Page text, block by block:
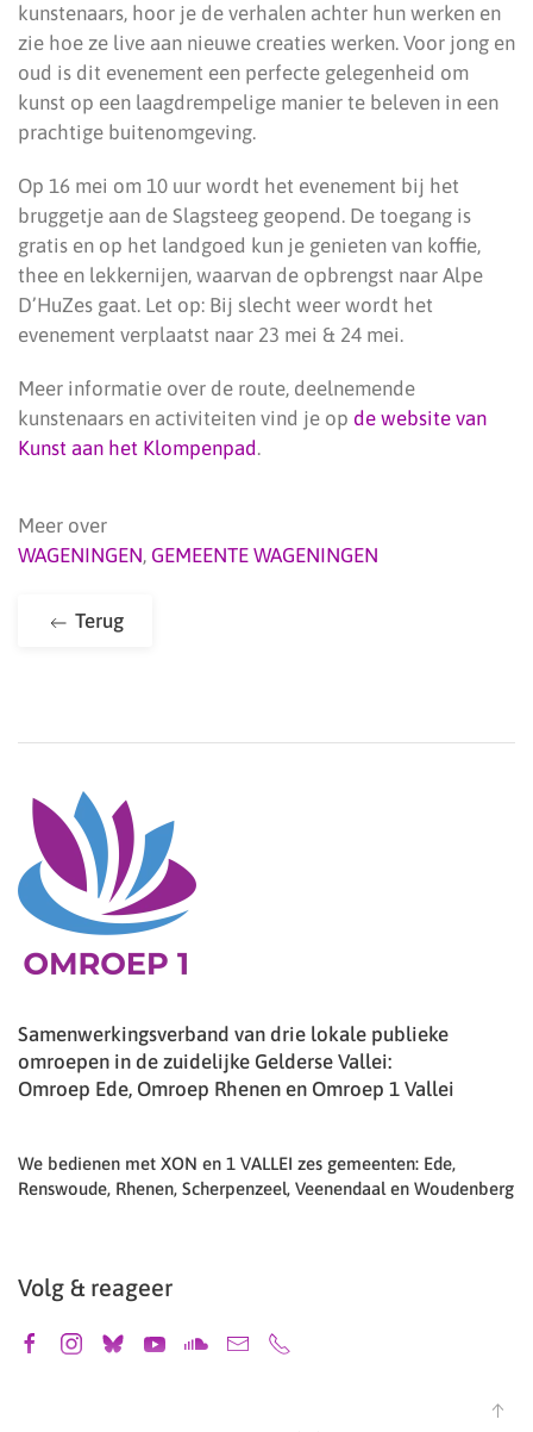
kunstenaars, hoor je de verhalen achter hun werken en
zie hoe ze live aan nieuwe creaties werken. Voor jong en
oud is dit evenement een perfecte gelegenheid om
kunst op een laagdrempelige manier te beleven in een
prachtige buitenomgeving.
Op 16 mei om 10 uur wordt het evenement bij het
bruggetje aan de Slagsteeg geopend. De toegang is
gratis en op het landgoed kun je genieten van koffie,
thee en lekkernijen, waarvan de opbrengst naar Alpe
D’HuZes gaat. Let op: Bij slecht weer wordt het
evenement verplaatst naar 23 mei & 24 mei.
Meer informatie over de route, deelnemende
kunstenaars en activiteiten vind je op de website van
Kunst aan het Klompenpad.
Meer over
WAGENINGEN, GEMEENTE WAGENINGEN
Terug
Samenwerkingsverband van drie lokale publieke
omroepen in de zuidelijke Gelderse Vallei:
Omroep Ede, Omroep Rhenen en Omroep 1 Vallei
We bedienen met XON en 1 VALLEI zes gemeenten: Ede,
Renswoude, Rhenen, Scherpenzeel, Veenendaal en Woudenberg
Volg & reageer